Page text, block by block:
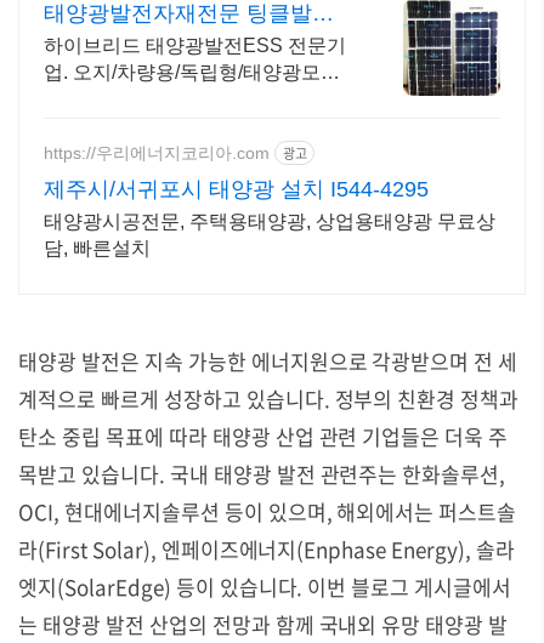
태양광발전자재전문 팅클발전
소
하이브리드 태양광발전ESS 전문기
업. 오지/차량용/독립형/태양광모듈/
https://우리에너지코리아.com 광고
제주시/서귀포시 태양광 설치 I544-4295
태양광시공전문, 주택용태양광, 상업용태양광 무료상
담, 빠른설치
태양광 발전은 지속 가능한 에너지원으로 각광받으며 전 세
계적으로 빠르게 성장하고 있습니다. 정부의 친환경 정책과
탄소 중립 목표에 따라 태양광 산업 관련 기업들은 더욱 주
목받고 있습니다. 국내 태양광 발전 관련주는 한화솔루션,
OCI, 현대에너지솔루션 등이 있으며, 해외에서는 퍼스트솔
라(First Solar), 엔페이즈에너지(Enphase Energy), 솔라
엣지(SolarEdge) 등이 있습니다. 이번 블로그 게시글에서
는 태양광 발전 산업의 전망과 함께 국내외 유망 태양광 발